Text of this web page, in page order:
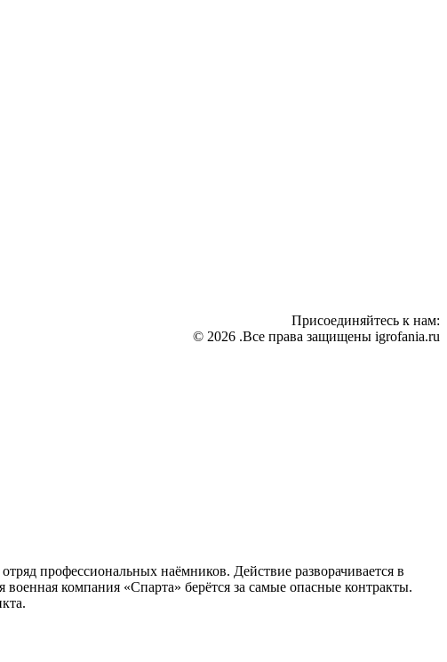
Присоединяйтесь к нам:
© 2026 .Все права защищены igrofania.ru
профессиональных наёмников. Действие разворачивается в
компания «Спарта» берётся за самые опасные контракты.